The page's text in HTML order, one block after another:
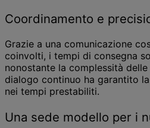
Coordinamento e
Grazie a una comunicazione
coinvolti, i tempi di consegna
nonostante la complessità
dialogo continuo ha garantito
nei tempi prestabiliti.
Una sede modello per i